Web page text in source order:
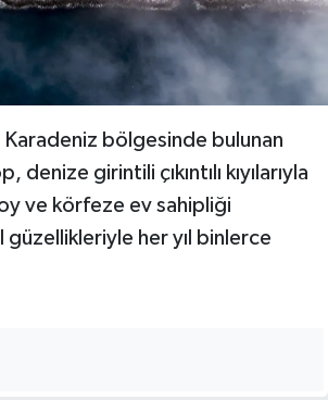
Karadeniz bölgesinde bulunan
denize girintili çıkıntılı kıyılarıyla
ve körfeze ev sahipliği
her yıl binlerce